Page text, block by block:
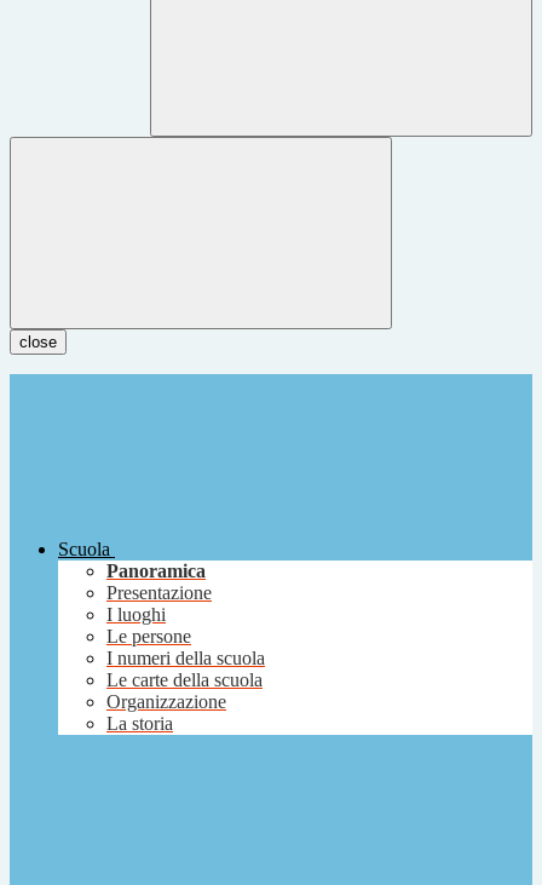
close
Scuola
Panoramica
Presentazione
I luoghi
Le persone
I numeri della scuola
Le carte della scuola
Organizzazione
La storia